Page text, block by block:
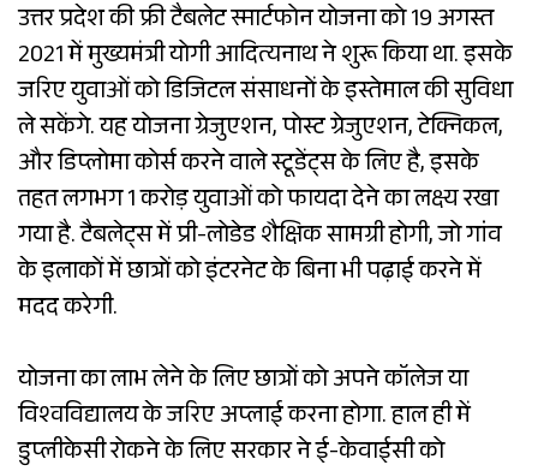
उत्तर प्रदेश की फ्री टैबलेट स्मार्टफोन योजना को 19 अगस्त
2021 में मुख्यमंत्री योगी आदित्यनाथ ने शुरू किया था. इसके
जरिए युवाओं को डिजिटल संसाधनों के इस्तेमाल की सुविधा
ले सकेंगे. यह योजना ग्रेजुएशन, पोस्ट ग्रेजुएशन, टेक्निकल,
और डिप्लोमा कोर्स करने वाले स्टूडेंट्स के लिए है, इसके
तहत लगभग 1 करोड़ युवाओं को फायदा देने का लक्ष्य रखा
गया है. टैबलेट्स में प्री-लोडेड शैक्षिक सामग्री होगी, जो गांव
के इलाकों में छात्रों को इंटरनेट के बिना भी पढ़ाई करने में
मदद करेगी.
योजना का लाभ लेने के लिए छात्रों को अपने कॉलेज या
विश्वविद्यालय के जरिए अप्लाई करना होगा. हाल ही में
डुप्लीकेसी रोकने के लिए सरकार ने ई-केवाईसी को